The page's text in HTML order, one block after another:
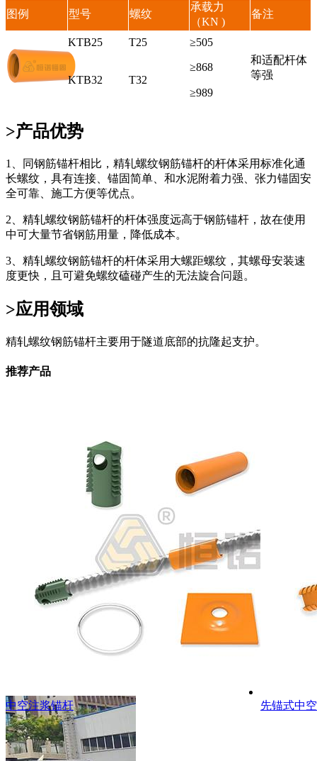
图例 型号 螺纹
承载力
（KN )
备注
KTB25 T25
≥505
和适配杆体
等强
KTB32 T32
≥868
≥989
>产品优势
1、同钢筋锚杆相比，精轧螺纹钢筋锚杆的杆体采用标准化通
长螺纹，具有连接、锚固简单、和水泥附着力强、张力锚固安
全可靠、施工方便等优点。
2、精轧螺纹钢筋锚杆的杆体强度远高于钢筋锚杆，故在使用
中可大量节省钢筋用量，降低成本。
3、精轧螺纹钢筋锚杆的杆体采用大螺距螺纹，其螺母安装速
度更快，且可避免螺纹磕碰产生的无法旋合问题。
>应用领域
精轧螺纹钢筋锚杆主要用于隧道底部的抗隆起支护。
推荐产品
注浆锚杆 先锚式中空锚杆